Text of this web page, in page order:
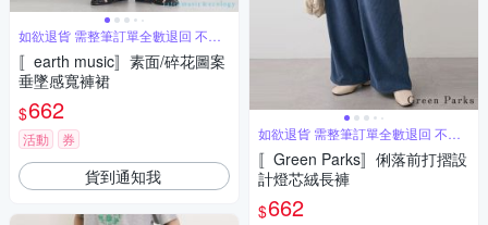
如欲退貨 需整筆訂單全數退回 不能
單退
〚earth music〛素面/碎花圖案
垂墜感寬褲裙
$662
活動 券
貨到通知我
如欲退貨 需整筆訂單全數退回 不能
單退
〚Green Parks〛俐落前打摺設
計燈芯絨長褲
$662